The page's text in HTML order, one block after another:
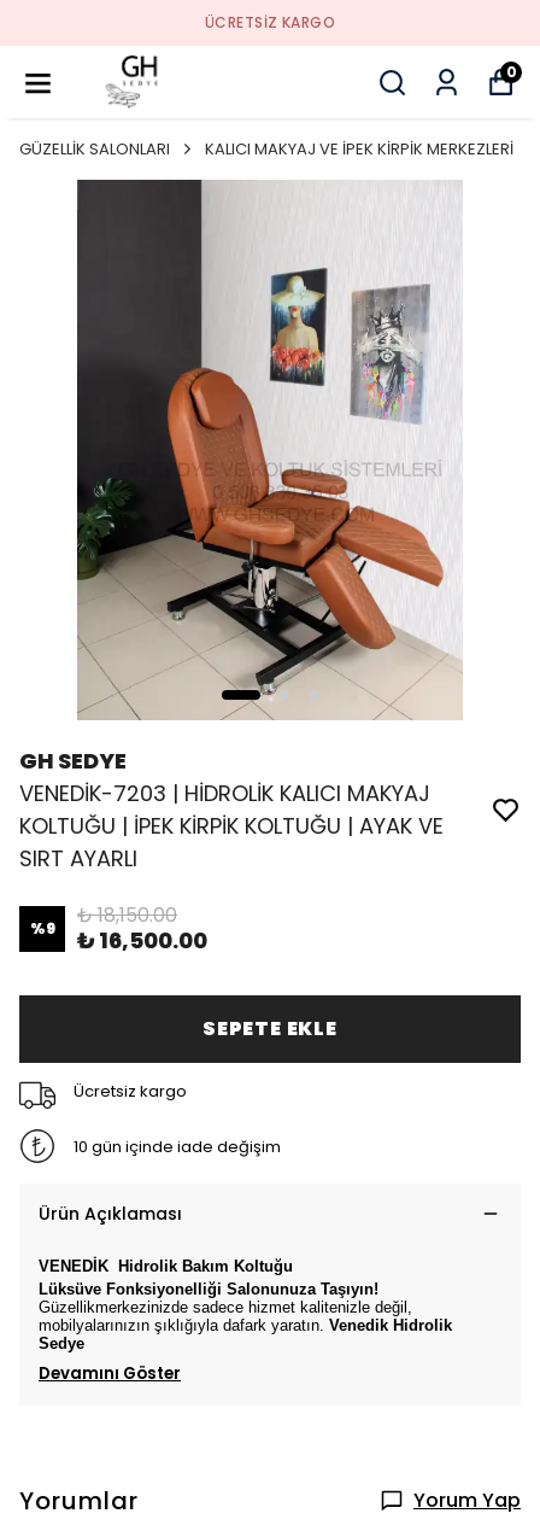
ÜCRETSIZ KARGO
0
GÜZELLİK SALONLARI KALICI MAKYAJ VE İPEK KİRPİK MERKEZLERİ
GH SEDYE
VENEDİK-7203 | HİDROLİK KALICI MAKYAJ
KOLTUĞU | İPEK KİRPİK KOLTUĞU | AYAK VE
SIRT AYARLI
%9 ₺ 18,150.00
₺ 16,500.00
SEPETE EKLE
Ücretsiz kargo
10 gün içinde iade değişim
Ürün Açıklaması
VENEDİK Hidrolik Bakım Koltuğu
Lüksüve Fonksiyonelliği Salonunuza Taşıyın!
Güzellikmerkezinizde sadece hizmet kalitenizle değil,
mobilyalarınızın şıklığıyla dafark yaratın. Venedik Hidrolik
Sedye
Devamını Göster
Yorumlar Yorum Yap